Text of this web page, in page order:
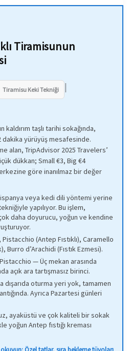
Tiramisunun
Tiramisu Keki Tekniği |
kaldırım taşlı tarihi sokağında,
dakika yürüyüş mesafesinde.
alan, TripAdvisor 2025 Travelers’
dükkan; Small €3, Big €4
göre inanılmaz bir değer
veya kedi dili yöntemi yerine
yapılıyor. Bu işlem,
daha doyurucu, yoğun ve kendine
(Antep Fıstıklı), Caramello
Burro d’Arachidi (Fıstık Ezmesi).
Pistacchio — Üç mekan arasında
açık ara tartışmasız birinci.
dışarıda oturma yeri yok, tamamen
Ayrıca Pazartesi günleri
ayaküstü ve çok kaliteli bir sokak
yoğun Antep fıstığı kreması